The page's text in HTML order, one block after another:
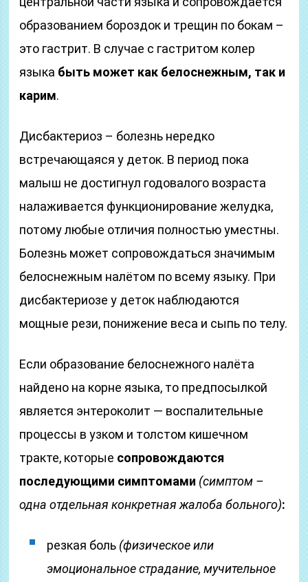
образованием бороздок и трещин по бокам –
это гастрит. В случае с гастритом колер
языка быть может как белоснежным, так и
карим.
Дисбактериоз – болезнь нередко
встречающаяся у деток. В период пока
малыш не достигнул годовалого возраста
налаживается функционирование желудка,
потому любые отличия полностью уместны.
Болезнь может сопровождаться значимым
белоснежным налётом по всему языку. При
дисбактериозе у деток наблюдаются
мощные рези, понижение веса и сыпь по телу.
Если образование белоснежного налёта
найдено на корне языка, то предпосылкой
является энтероколит — воспалительные
процессы в узком и толстом кишечном
тракте, которые сопровождаются
последующими симптомами (симптом –
одна отдельная конкретная жалоба больного):
резкая боль (физическое или
эмоциональное страдание, мучительное